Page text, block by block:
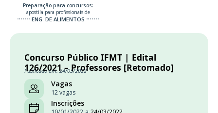
Preparação para concursos:
apostila para profissionais de
ENG. DE ALIMENTOS
Concurso Público IFMT | Edital
126/2021 – Professores [Retomado]
Publicado em: 24/03/2022
Vagas
12 vagas
Inscrições